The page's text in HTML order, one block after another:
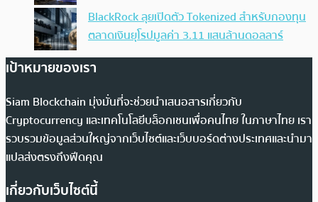
BlackRock ลุยเปิดตัว Tokenized สำหรับกองทุน
ตลาดเงินยุโรปมูลค่า 3.11 แสนล้านดอลลาร์
เป้าหมายของเรา
Siam Blockchain มุ่งมั่นที่จะช่วยนำเสนอสารเกี่ยวกับ
Cryptocurrency และเทคโนโลยีบล็อกเชนเพื่อคนไทย ในภาษาไทย เรา
รวบรวมข้อมูลส่วนใหญ่จากเว็บไซต์และเว็บบอร์ดต่างประเทศและนำมา
แปลส่งตรงถึงฟีดคุณ
เกี่ยวกับเว็บไซต์นี้